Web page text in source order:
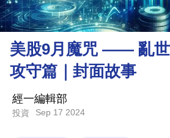
市
理
財
商
科
美股9月魔咒 —— 亂
攻守篇｜封面故事
經一編輯部
投資 Sep 17 2024